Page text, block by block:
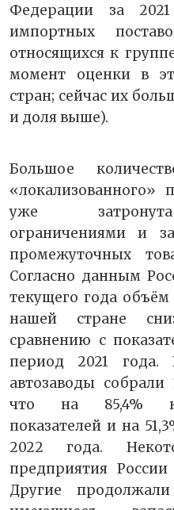
Федерации за
импортных
относящихся к
момент оценки в
стран; сейчас их
и доля выше).
Большое
«локализованного»
уже
ограничениями и
промежуточных
Согласно данным
текущего года
нашей стране
сравнению с
период 2021 года.
автозаводы собрали
что на 85,4%
показателей и на
2022 года.
предприятия
Другие